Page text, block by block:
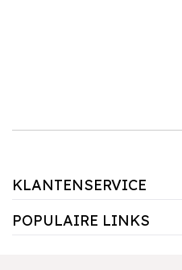
KLANTENSERVICE
POPULAIRE LINKS